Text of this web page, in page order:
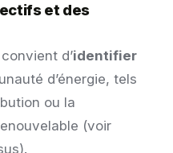
et des
d’identifier
d’énergie, tels
ou la
(voir